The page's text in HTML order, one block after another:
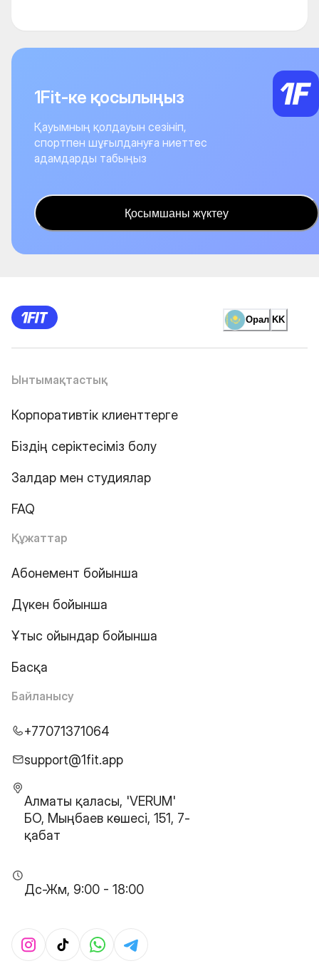
1Fit-ке қосылыңыз
Қауымның қолдауын сезініп,
спортпен шұғылдануға ниеттес
адамдарды табыңыз
Қосымшаны жүктеу
Орал KK
Ынтымақтастық
Корпоративтік клиенттерге
Біздің серіктесіміз болу
Залдар мен студиялар
FAQ
Құжаттар
Абонемент бойынша
Дүкен бойынша
Ұтыс ойындар бойынша
Басқа
Байланысу
+77071371064
support@1fit.app
Алматы қаласы, 'VERUM'
БО, Мыңбаев көшесі, 151, 7-
қабат
Дс-Жм, 9:00 - 18:00